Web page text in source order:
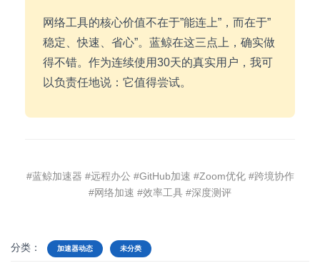
网络工具的核心价值不在于”能连上”，而在于”
稳定、快速、省心”。蓝鲸在这三点上，确实做
得不错。作为连续使用30天的真实用户，我可
以负责任地说：它值得尝试。
#蓝鲸加速器 #远程办公 #GitHub加速 #Zoom优化 #跨境协作
#网络加速 #效率工具 #深度测评
分类： 加速器动态 未分类